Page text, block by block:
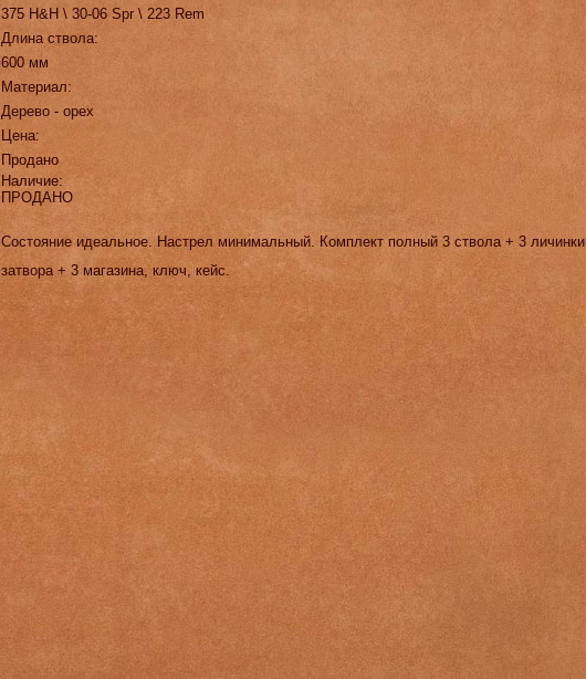
375 H&H \ 30-06 Spr \ 223 Rem
Длина ствола:
600 мм
Материал:
Дерево - орех
Цена:
Продано
Наличие:
ПРОДАНО
Состояние идеальное. Настрел минимальный. Комплект полный 3 ствола + 3 личинки
затвора + 3 магазина, ключ, кейс.